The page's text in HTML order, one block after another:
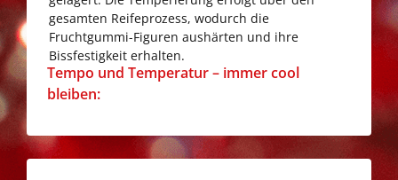
gesamten Reifeprozess, wodurch die
Fruchtgummi-Figuren aushärten und ihre
Bissfestigkeit erhalten.
Go
to
und
Temperatur
Tempo und Temperatur – immer cool
bleiben: